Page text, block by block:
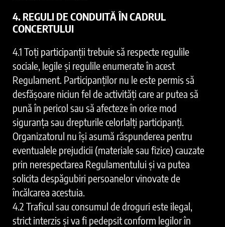
4. REGULI DE CONDUITĂ ÎN CADRUL
CONCERTULUI
4.1 Toţi participanţii trebuie să respecte regulile
sociale, legile şi regulile enumerate în acest
Regulament. Participanţilor nu le este permis să
desfăşoare niciun fel de activităţi care ar putea să
pună în pericol sau să afecteze în orice mod
siguranţa sau drepturile celorlalţi participanţi.
Organizatorul nu îşi asumă răspunderea pentru
eventualele prejudicii (materiale sau fizice) cauzate
prin nerespectarea Regulamentului şi va putea
solicita despăgubiri persoanelor vinovate de
încălcarea acestuia.
4.2 Traficul sau consumul de droguri este ilegal,
strict interzis şi va fi pedepsit conform legilor în